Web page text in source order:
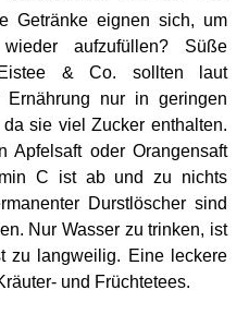
Getränke eignen sich, um
aufzufüllen? Süße
Eistee & Co. sollten laut
Ernährung nur in geringen
sie viel Zucker enthalten.
Apfelsaft oder Orangensaft
C ist ab und zu nichts
Durstlöscher sind
Nur Wasser zu trinken, ist
zu langweilig. Eine leckere
und Früchtetees.